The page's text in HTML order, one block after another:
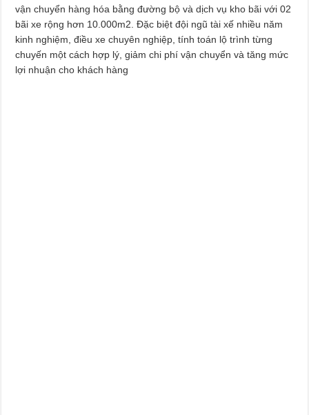
vận chuyển hàng hóa bằng đường bộ và dịch vụ kho bãi với 02
bãi xe rộng hơn 10.000m2. Đặc biệt đội ngũ tài xế nhiều năm
kinh nghiệm, điều xe chuyên nghiệp, tính toán lộ trình từng
chuyến một cách hợp lý, giảm chi phí vận chuyển và tăng mức
lợi nhuận cho khách hàng